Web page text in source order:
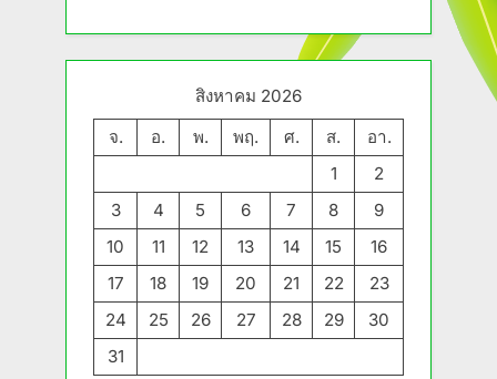
สิงหาคม 2026
จ.
อ. พ. พฤ. ศ. ส.
อา.
1
2
3
4 5 6 7 8
9
10
11 12 13 14 15
16
17
18 19 20 21 22
23
24
25 26 27 28 29
30
31